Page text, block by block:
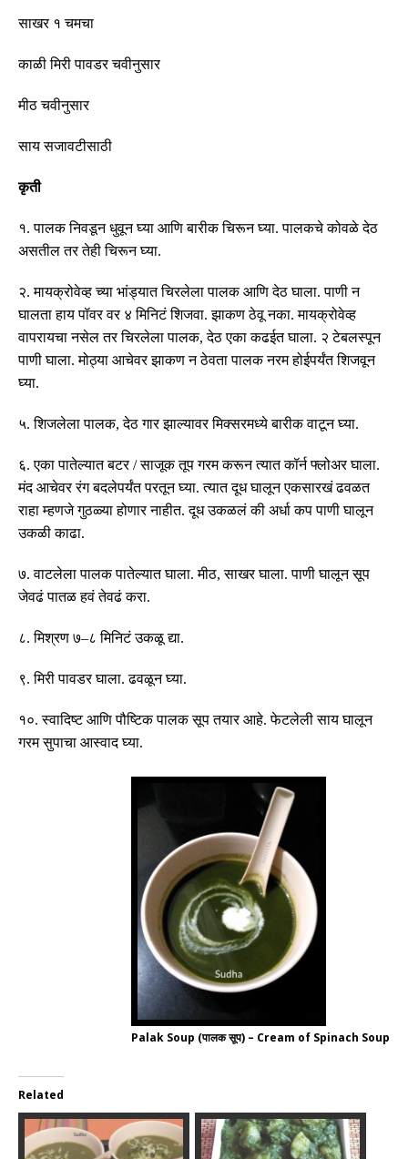
साखर १ चमचा
काळी मिरी पावडर चवीनुसार
मीठ चवीनुसार
साय सजावटीसाठी
कृती
१.पालक निवडून धुवून घ्या आणि बारीक चिरून घ्या.पालकचे कोवळे देठ
असतील तर तेही चिरून घ्या.
२.मायक्रोवेव्ह च्या भांड्यात चिरलेला पालक आणि देठ घाला.पाणी न
घालता हाय पॉवर वर ४ मिनिटं शिजवा.झाकण ठेवू नका.मायक्रोवेव्ह
वापरायचा नसेल तर चिरलेला पालक,देठ एका कढईत घाला. २ टेबलस्पून
पाणी घाला.मोठ्या आचेवर झाकण न ठेवता पालक नरम होईपर्यंत शिजवून
घ्या.
५.शिजलेला पालक,देठ गार झाल्यावर मिक्सरमध्ये बारीक वाटून घ्या.
६.एका पातेल्यात बटर/साजूक तूप गरम करून त्यात कॉर्न फ्लोअर घाला.
मंद आचेवर रंग बदलेपर्यंत परतून घ्या.त्यात दूध घालून एकसारखं ढवळत
राहा म्हणजे गुठळ्या होणार नाहीत.दूध उकळलं की अर्धा कप पाणी घालून
उकळी काढा.
७.वाटलेला पालक पातेल्यात घाला.मीठ,साखर घाला.पाणी घालून सूप
जेवढं पातळ हवं तेवढं करा.
८.मिश्रण ७–८ मिनिटं उकळू द्या.
९.मिरी पावडर घाला.ढवळून घ्या.
१०.स्वादिष्ट आणि पौष्टिक पालक सूप तयार आहे.फेटलेली साय घालून
गरम सुपाचा आस्वाद घ्या.
Palak Soup (पालक सूप) – Cream of Spinach Soup
Related